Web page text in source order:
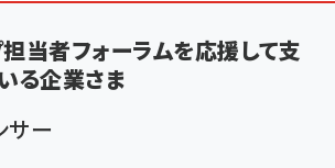
担当者フォーラムを応援して支
る企業さま
サー